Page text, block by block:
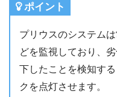
ポイント
プリウスのシステム
どを監視しており、
下したことを検知す
クを点灯させます。